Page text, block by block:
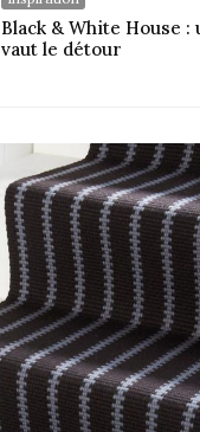
Black & White House :
vaut le détour